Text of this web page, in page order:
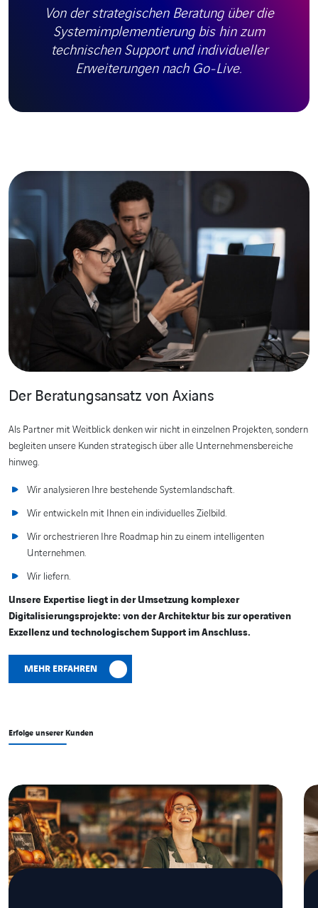
Von der strategischen Beratung über die
Systemimplementierung bis hin zum
technischen Support und individueller
Erweiterungen nach Go-Live.
Der Beratungsansatz von Axians
Als Partner mit Weitblick denken wir nicht in einzelnen Projekten, sondern
begleiten unsere Kunden strategisch über alle Unternehmensbereiche
hinweg.
Wir analysieren Ihre bestehende Systemlandschaft.
Wir entwickeln mit Ihnen ein individuelles Zielbild.
Wir orchestrieren Ihre Roadmap hin zu einem intelligenten
Unternehmen.
Wir liefern.
Unsere Expertise liegt in der Umsetzung komplexer
Digitalisierungsprojekte: von der Architektur bis zur operativen
Exzellenz und technologischem Support im Anschluss.
MEHR ERFAHREN
Erfolge unserer Kunden